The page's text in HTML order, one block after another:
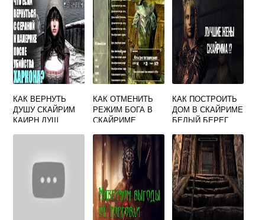
КАК ВЕРНУТЬ
ДУШУ СКАЙРИМ
КАИРН ДУШ
КАК ОТМЕНИТЬ
РЕЖИМ БОГА В
СКАЙРИМЕ
КАК ПОСТРОИТЬ
ДОМ В СКАЙРИМЕ
БЕЛЫЙ БЕРЕГ